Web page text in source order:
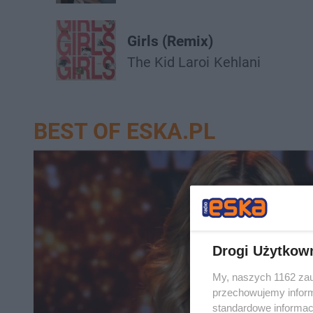
Girls (Remix)
The Kid Laroi Kehlani
BEST OF ESKA.PL
Drogi
My, naszych 1162
przechowujemy
standardowe